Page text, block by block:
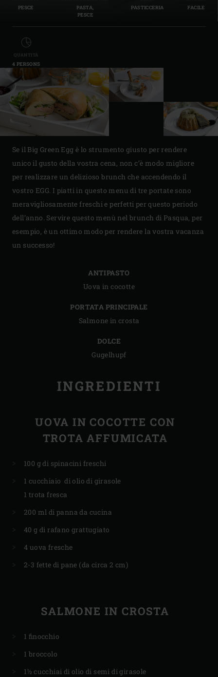
PESCE
PASTA,
PESCE
PASTICCERIA FACILE
QUANTITÀ
4 PERSONS
Se il Big Green Egg è lo strumento giusto per rendere
unico il gusto della vostra cena, non c’è modo migliore
per realizzare un delizioso brunch che accendendo il
vostro EGG. I piatti in questo menu di tre portate sono
meravigliosamente freschi e perfetti per questo periodo
dell’anno. Servire questo menù nel brunch di Pasqua, per
esempio, è un ottimo modo per rendere la vostra vacanza
un successo!
ANTIPASTO
Uova in cocotte
PORTATA PRINCIPALE
Salmone in crosta
DOLCE
Gugelhupf
INGREDIENTI
UOVA IN COCOTTE CON
TROTA AFFUMICATA
100 g di spinacini freschi
1 cucchiaio di olio di girasole
1 trota fresca
200 ml di panna da cucina
40 g di rafano grattugiato
4 uova fresche
2-3 fette di pane (da circa 2 cm)
SALMONE IN CROSTA
1 finocchio
1 broccolo
1½ cucchiai di olio di semi di girasole